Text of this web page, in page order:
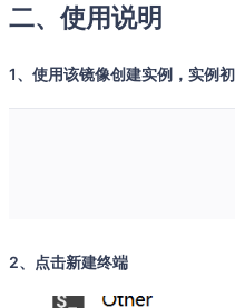
二、使用说明
1、使用该镜像创建实例，实例
2、点击新建终端